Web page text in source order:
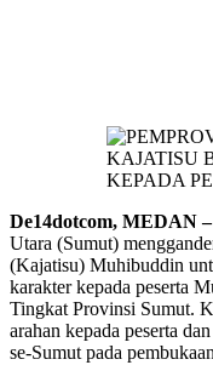
De14dotcom, MEDAN –
Utara (Sumut)
(Kajatisu) Muhibuddin
karakter kepada peserta
Tingkat Provinsi Sumut.
arahan kepada peserta
se-Sumut pada